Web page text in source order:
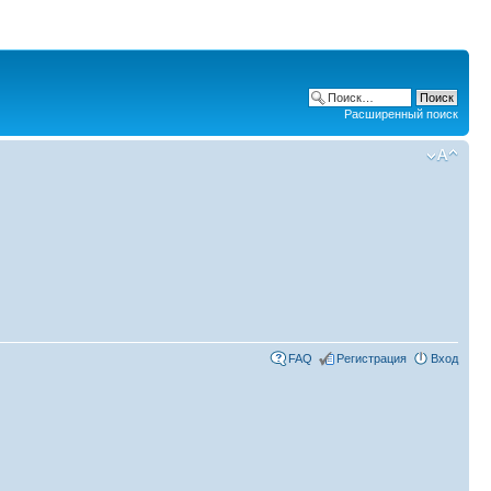
Расширенный поиск
FAQ Регистрация Вход